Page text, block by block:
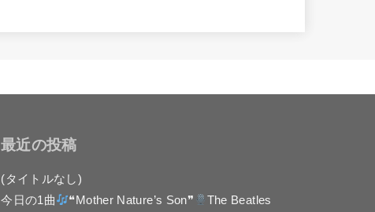
最近の投稿
(タイトルなし)
今日の1曲
❝Mother Nature’s Son❞ The Beatles